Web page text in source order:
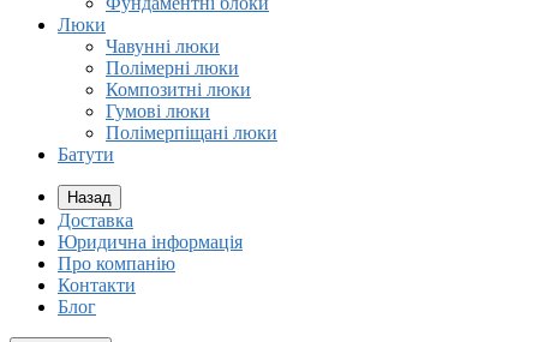
Люки
Чавунні люки
Полімерні люки
Композитні люки
Гумові люки
Полімерпіщані люки
Батути
Назад
Доставка
Юридична інформація
Про компанію
Контакти
Блог